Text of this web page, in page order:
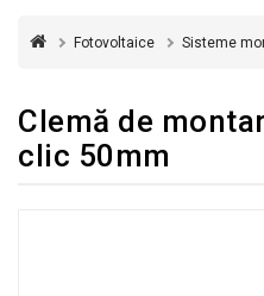
REDRESOARE
INVERTOARE
Fotovoltaice Sisteme
Clemă de
clic 50mm